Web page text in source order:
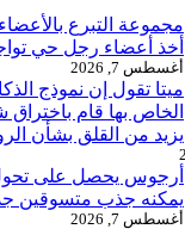
مجموعة التبرع
أخذ أعضاء رجل حي
أغسطس 7, 2026
ميتا تقول إن نموذج
الخاص بها قام
يزيد من القلق بشأن
أرجوس يحصل على
يمكنه جذب متسوقين
أغسطس 7, 2026